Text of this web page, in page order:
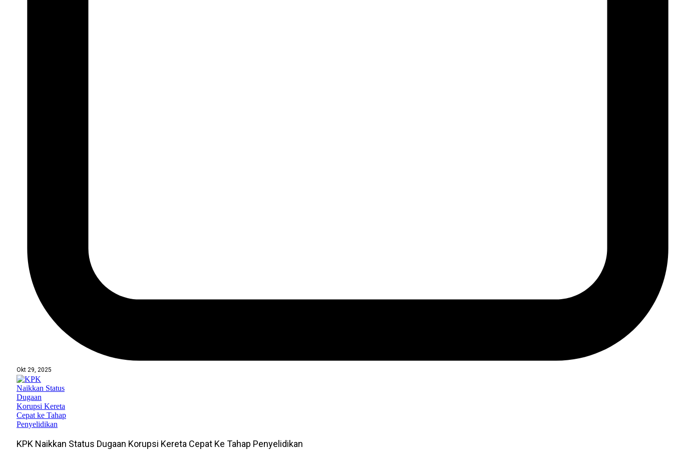
Okt 29, 2025
KPK Naikkan Status Dugaan Korupsi Kereta Cepat Ke Tahap Penyelidikan